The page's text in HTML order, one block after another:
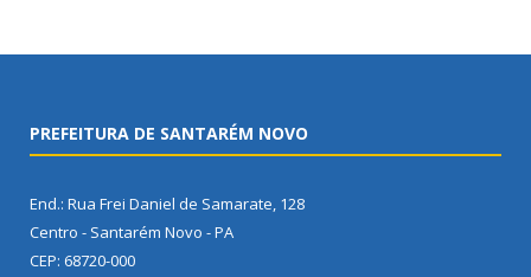
PREFEITURA DE SANTARÉM NOVO
End.: Rua Frei Daniel de Samarate, 128
Centro - Santarém Novo - PA
CEP: 68720-000